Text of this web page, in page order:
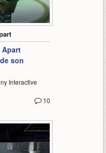
16:39
Apart
son
Interactive
10